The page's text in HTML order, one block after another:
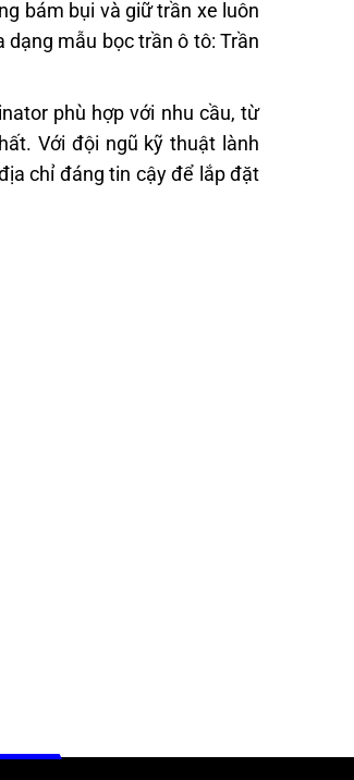
bám bụi và giữ trần xe luôn
mẫu bọc trần ô tô: Trần
phù hợp với nhu cầu, từ
Với đội ngũ kỹ thuật lành
chỉ đáng tin cậy để lắp đặt